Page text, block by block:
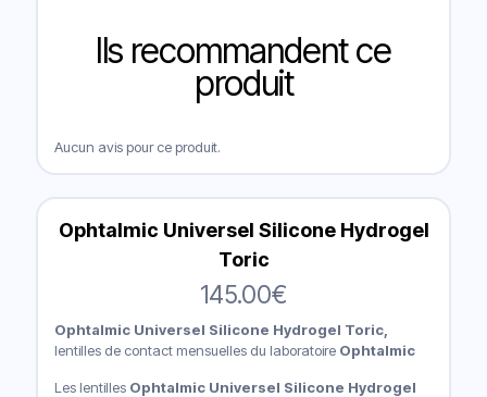
Ils recommandent ce
produit
Aucun avis pour ce produit.
Ophtalmic Universel Silicone Hydrogel
Toric
145.00€
Ophtalmic Universel Silicone Hydrogel Toric,
lentilles de contact mensuelles du laboratoire Ophtalmic
Les lentilles Ophtalmic Universel Silicone Hydrogel